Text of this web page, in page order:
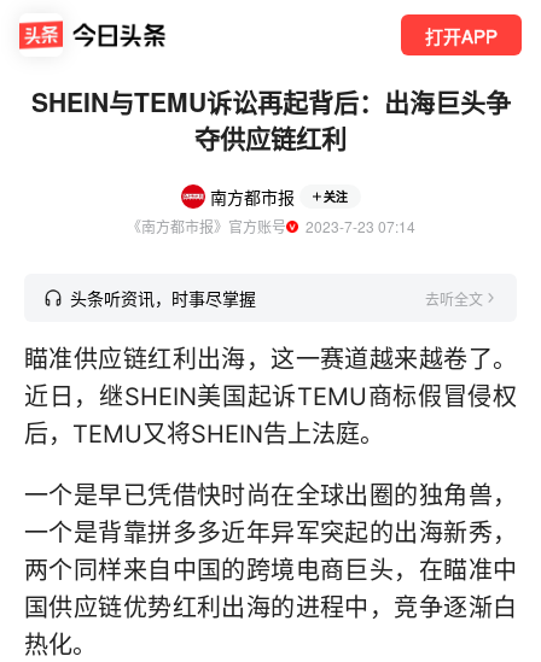
打开APP
SHEIN与TEMU诉讼再起背后：出海巨头争
夺供应链红利
南方都市报 关注
《南方都市报》官方账号
  2023-7-23 07:14
头条听资讯，时事尽掌握 去听全文
瞄准供应链红利出海，这一赛道越来越卷了。
近日，继SHEIN美国起诉TEMU商标假冒侵权
后，TEMU又将SHEIN告上法庭。
一个是早已凭借快时尚在全球出圈的独角兽，
一个是背靠拼多多近年异军突起的出海新秀，
两个同样来自中国的跨境电商巨头，在瞄准中
国供应链优势红利出海的进程中，竞争逐渐白
热化。